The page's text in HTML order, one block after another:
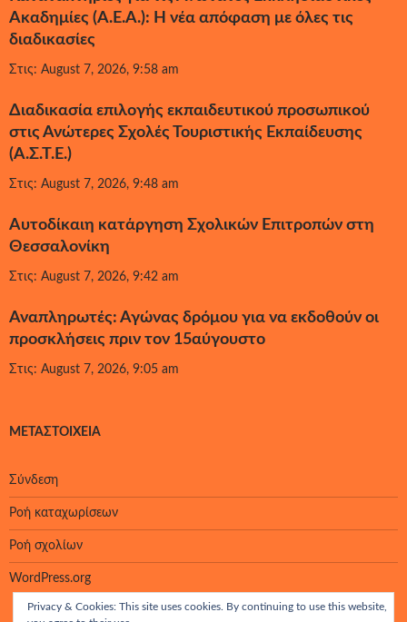
Ακαδημίες (Α.Ε.Α.): Η νέα απόφαση με όλες τις
διαδικασίες
Στις: August 7, 2026, 9:58 am
Διαδικασία επιλογής εκπαιδευτικού προσωπικού
στις Ανώτερες Σχολές Τουριστικής Εκπαίδευσης
(Α.Σ.Τ.Ε.)
Στις: August 7, 2026, 9:48 am
Αυτοδίκαιη κατάργηση Σχολικών Επιτροπών στη
Θεσσαλονίκη
Στις: August 7, 2026, 9:42 am
Αναπληρωτές: Αγώνας δρόμου για να εκδοθούν οι
προσκλήσεις πριν τον 15αύγουστο
Στις: August 7, 2026, 9:05 am
ΜΕΤΑΣΤΟΙΧΕΊΑ
Σύνδεση
Ροή καταχωρίσεων
Ροή σχολίων
WordPress.org
Privacy & Cookies: This site uses cookies. By continuing to use this website,